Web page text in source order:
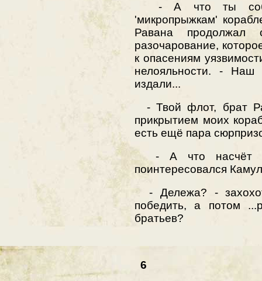
- А что ты
'микропрыжкам'
Равана
разочарование,
к опасениям
нелояльности. - Наш
издали...
- Твой флот, брат
прикрытием моих
есть ещё пара
- А что насчёт
поинтересовался
- Дележа? -
победить, а потом
братьев?
6